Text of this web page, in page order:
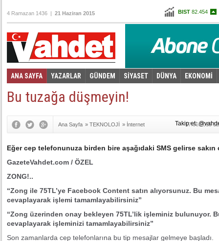
BIST 82.454
Altın103,869
Euro 3,0570
4 Ramazan 1436 | 21 Haziran 2015
ANA SAYFA YAZARLAR GÜNDEM SİYASET DÜNYA EKONOMİ
Foto Galeri Video Galeri
Bu tuzağa düşmeyin!
Ana Sayfa » TEKNOLOJİ » İnternet 17.06.2015
Eğer cep telefonunuza birden bire aşağıdaki SMS gelirse sakın
GazeteVahdet.com / ÖZEL
ZONG!..
“Zong ile 75TL’ye Facebook Content satın alıyorsunuz. Bu
cevaplayarak işlemi tamamlayabilirsiniz”
“Zong üzerinden onay bekleyen 75TL’lik işleminiz bulunuyor.
cevaplayarak işleminizi tamamlayabilirsiniz”
Son zamanlarda cep telefonlarına bu tip mesajlar gelmeye başladı.
Takip et: